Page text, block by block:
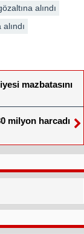
alındı
mazbatasını
milyon harcadı